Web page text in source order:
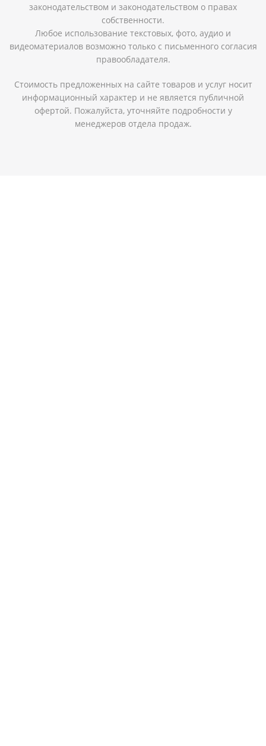
законодательством и законодательством о правах
собственности.
Любое использование текстовых, фото, аудио и
видеоматериалов возможно только с письменного согласия
правообладателя.
Стоимость предложенных на сайте товаров и услуг носит
информационный характер и не является публичной
офертой. Пожалуйста, уточняйте подробности у
менеджеров отдела продаж.